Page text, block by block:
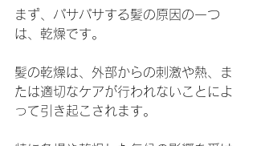
まず、パサパサする髪の原因の一つ
は、乾燥です。
髪の乾燥は、外部からの刺激や熱、ま
たは適切なケアが行われないことによ
って引き起こされます。